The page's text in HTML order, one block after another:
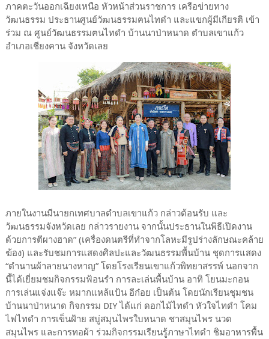
ภาคตะวันออกเฉียงเหนือ หัวหน้าส่วนราชการ เครือข่ายทาง
วัฒนธรรม ประธานศูนย์วัฒนธรรมฅนไทดำ และแขกผู้มีเกียรติ เข้า
ร่วม ณ ศูนย์วัฒนธรรมฅนไทดำ บ้านนาป่าหนาด ตำบลเขาแก้ว
อำเภอเชียงคาน จังหวัดเลย
ภายในงานมีนายกเทศบาลตำบลเขาแก้ว กล่าวต้อนรับ และ
วัฒนธรรมจังหวัดเลย กล่าวรายงาน จากนั้นประธานในพิธีเปิดงาน
ด้วยการตีผางฮาด” (เครื่องดนตรีที่ทำจากโลหะมีรูปร่างลักษณะคล้าย
ฆ้อง) และรับชมการแสดงศิลปะและวัฒนธรรมพื้นบ้าน ชุดการแสดง
“ตำนานผ้าลายนางหาญ” โดยโรงเรียนเขาแก้วพิทยาสรรพ์ นอกจาก
นี้ได้เยี่ยมชมกิจกรรมฟ้อนรำ การละเล่นพื้นบ้าน อาทิ โยนมะกอน
การเล่นแจ่งแจ๊ะ หมากแหล้แป้น อีก๋อย เป็นต้น โดยนักเรียนชุมชน
บ้านนาป่าหนาด กิจกรรม DIY ได้แก่ ดอกไม้ไทดำ หัวใจไทดำ โคม
ไฟไทดำ การเข็นฝ้าย สบู่สมุนไพรใบหนาด ชาสมุนไพร นวด
สมุนไพร และการทอผ้า ร่วมกิจกรรมเรียนรู้ภาษาไทดำ ชิมอาหารพื้น